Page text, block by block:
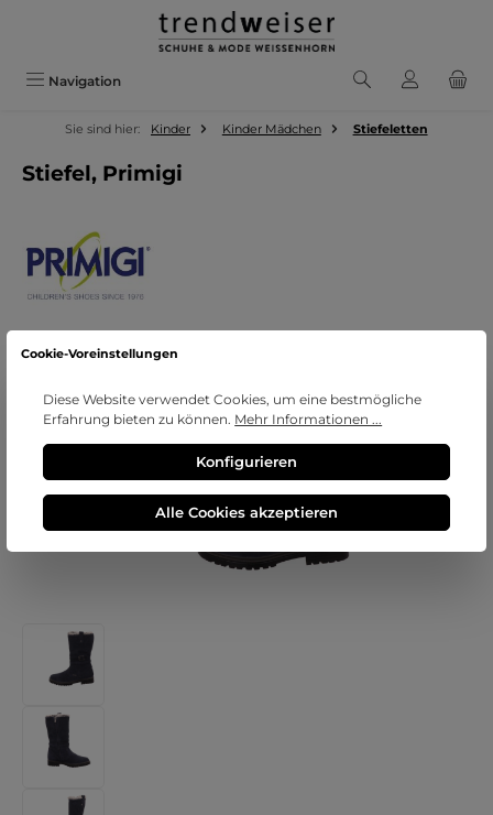
Zum Hauptinhalt springen
Navigation
Sie sind hier: Kinder Kinder Mädchen Stiefeletten
Stiefel, Primigi
Cookie-Voreinstellungen
Diese Website verwendet Cookies, um eine bestmögliche
Erfahrung bieten zu können. Mehr Informationen ...
Konfigurieren
Alle Cookies akzeptieren